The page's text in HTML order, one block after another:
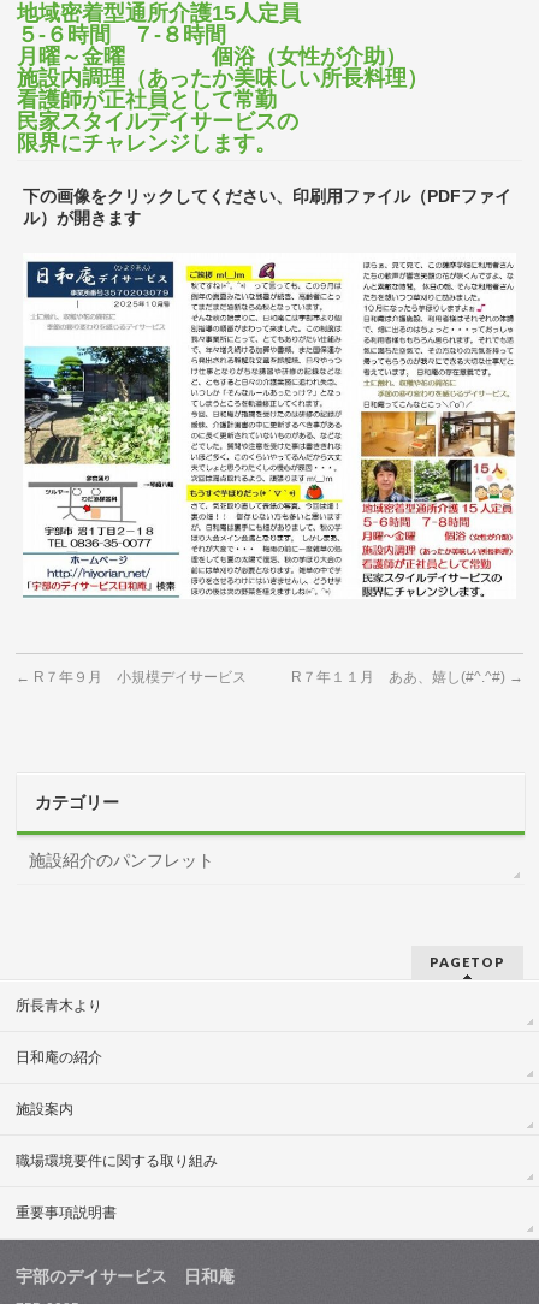
地域密着型通所介護15人定員
５-６時間 ７-８時間
月曜～金曜 個浴（女性が介助）
施設内調理（あったか美味しい所長料理）
看護師が正社員として常勤
民家スタイルデイサービスの
限界にチャレンジします。
下の画像をクリックしてください、印刷用ファイル（PDFファイ
ル）が開きます
← R７年９月 小規模デイサービス R７年１１月 ああ、嬉し(#^.^#) →
カテゴリー
施設紹介のパンフレット
PAGETOP
所長青木より
日和庵の紹介
施設案内
職場環境要件に関する取り組み
重要事項説明書
宇部のデイサービス 日和庵